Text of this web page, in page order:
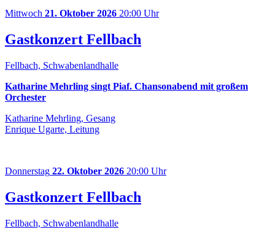
Mittwoch 21. Oktober 2026 20:00 Uhr
Gastkonzert Fellbach
Fellbach, Schwabenlandhalle
Katharine Mehrling singt Piaf. Chansonabend mit großem
Orchester
Katharine Mehrling, Gesang
Enrique Ugarte, Leitung
Donnerstag 22. Oktober 2026 20:00 Uhr
Gastkonzert Fellbach
Fellbach, Schwabenlandhalle